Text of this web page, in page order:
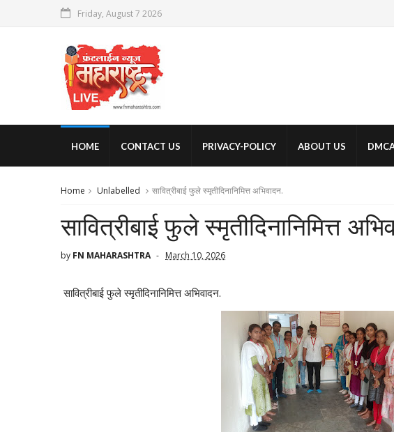
Friday, August 7 2026
HOME CONTACT US PRIVACY-POLICY ABOUT US
Home Unlabelled सावित्रीबाई फुले स्मृतीदिनानिमित्त अभिवादन.
सावित्रीबाई फुले स्मृतीदिनानिमित्त
by FN MAHARASHTRA March 10, 2026
सावित्रीबाई फुले स्मृतीदिनानिमित्त अभिवादन.